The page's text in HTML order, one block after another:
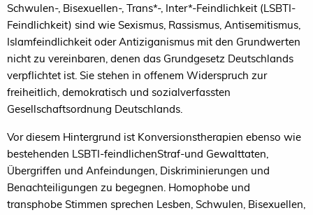
Schwulen-, Bisexuellen-, Trans*-, Inter*-Feindlichkeit (LSBTI-
Feindlichkeit) sind wie Sexismus, Rassismus, Antisemitismus,
Islamfeindlichkeit oder Antiziganismus mit den Grundwerten
nicht zu vereinbaren, denen das Grundgesetz Deutschlands
verpflichtet ist. Sie stehen in offenem Widerspruch zur
freiheitlich, demokratisch und sozialverfassten
Gesellschaftsordnung Deutschlands.
Vor diesem Hintergrund ist Konversionstherapien ebenso wie
bestehenden LSBTI-feindlichenStraf-und Gewalttaten,
Übergriffen und Anfeindungen, Diskriminierungen und
Benachteiligungen zu begegnen. Homophobe und
transphobe Stimmen sprechen Lesben, Schwulen, Bisexuellen,